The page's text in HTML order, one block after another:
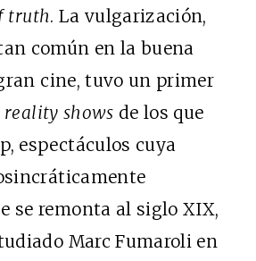
truth. La vulgarización,
común en la buena
cine, tuvo un primer
reality shows de los que
espectáculos cuya
se remonta al siglo XIX,
Marc Fumaroli en